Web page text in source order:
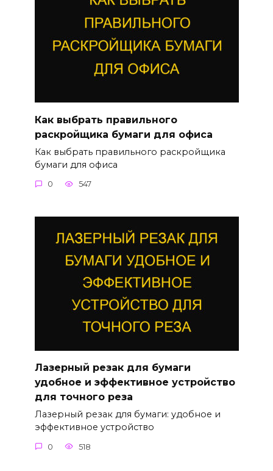
Как выбрать правильного
раскройщика бумаги для офиса
Как выбрать правильного раскройщика
бумаги для офиса
0 547
Лазерный резак для бумаги
удобное и эффективное устройство
для точного реза
Лазерный резак для бумаги: удобное и
эффективное устройство
0 518